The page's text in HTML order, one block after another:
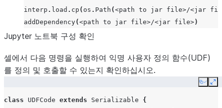
interp . load . cp ( os . Path (<path to jar file>/<jar
addDependency(<path to jar file>/<jar file>)
Jupyter 노트북 구성 확인
셀에서 다음 명령을 실행하여 익명 사용자 정의 함수(UDF)
를 정의 및 호출할 수 있는지 확인하십시오.
Copy
class UDFCode extends Serializable
{